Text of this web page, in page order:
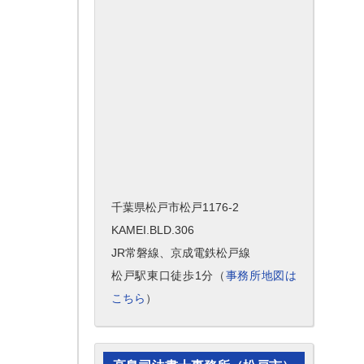
千葉県松戸市松戸1176-2
KAMEI.BLD.306
JR常磐線、京成電鉄松戸線
松戸駅東口徒歩1分（事務所地図は
こちら ）